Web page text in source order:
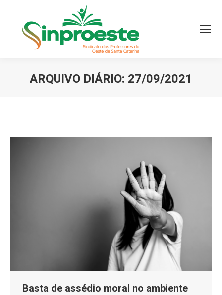
ARQUIVO DIÁRIO: 27/09/2021
Basta de assédio moral no ambiente